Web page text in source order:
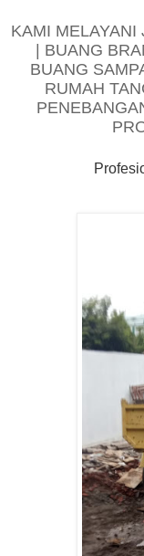
KAMI MELAYANI
| BUANG
BUANG
RUMAH